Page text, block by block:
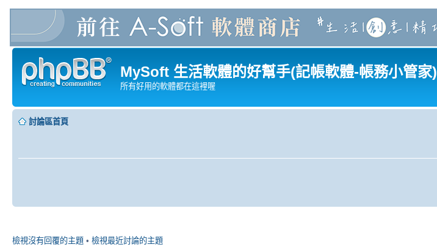
MySoft 生活軟體的好幫手(記帳軟體-帳務小管家)
所有好用的軟體都在這裡喔
討論區首頁
檢視沒有回覆的主題 • 檢視最近討論的主題